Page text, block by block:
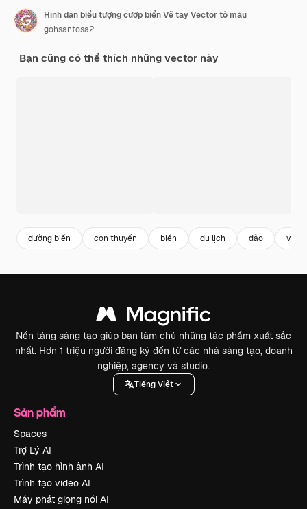
Hình dán biểu tượng cướp biển Vẽ tay Vector tô màu
gohsantosa2
Bạn cũng có thể thích những vector này
đường biển con thuyền biển du lịch đảo
Nền tảng sáng tạo giúp bạn làm chủ những tác phẩm xuất sắc
nhất. Hơn 1 triệu người đăng ký đến từ các nhà sáng tạo, doanh
nghiệp, agency và studio.
Tiếng Việt
Sản phẩm
Spaces
Trợ Lý AI
Trình tạo hình ảnh AI
Trình tạo video AI
Máy phát giọng nói AI